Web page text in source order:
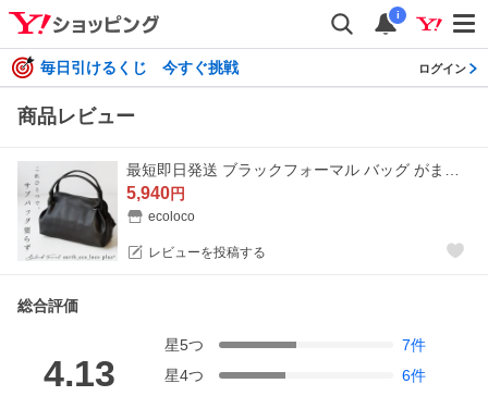
i
毎日引けるくじ 今すぐ挑戦 ログイン
商品レビュー
5,940円
ecoloco
レビューを投稿する
総合評価
4.13
星5つ 7件
星4つ 6件